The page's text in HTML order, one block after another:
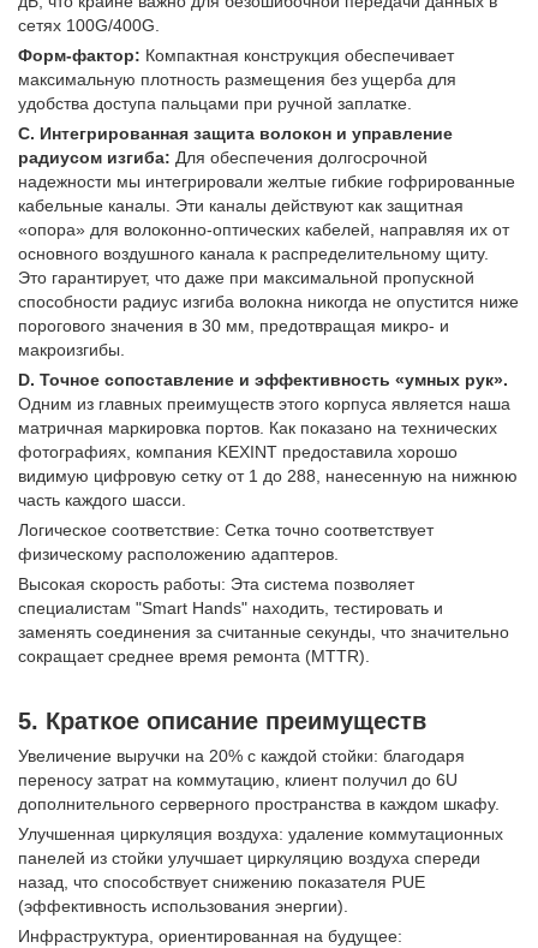
сетях 100G/400G.
Форм-фактор: Компактная конструкция обеспечивает
максимальную плотность размещения без ущерба для
удобства доступа пальцами при ручной заплатке.
C. Интегрированная защита волокон и управление
радиусом изгиба: Для обеспечения долгосрочной
надежности мы интегрировали желтые гибкие гофрированные
кабельные каналы. Эти каналы действуют как защитная
«опора» для волоконно-оптических кабелей, направляя их от
основного воздушного канала к распределительному щиту.
Это гарантирует, что даже при максимальной пропускной
способности радиус изгиба волокна никогда не опустится ниже
порогового значения в 30 мм, предотвращая микро- и
макроизгибы.
D. Точное сопоставление и эффективность «умных рук».
Одним из главных преимуществ этого корпуса является наша
матричная маркировка портов. Как показано на технических
фотографиях, компания KEXINT предоставила хорошо
видимую цифровую сетку от 1 до 288, нанесенную на нижнюю
часть каждого шасси.
Логическое соответствие: Сетка точно соответствует
физическому расположению адаптеров.
Высокая скорость работы: Эта система позволяет
специалистам "Smart Hands" находить, тестировать и
заменять соединения за считанные секунды, что значительно
сокращает среднее время ремонта (MTTR).
5. Краткое описание преимуществ
Увеличение выручки на 20% с каждой стойки: благодаря
переносу затрат на коммутацию, клиент получил до 6U
дополнительного серверного пространства в каждом шкафу.
Улучшенная циркуляция воздуха: удаление коммутационных
панелей из стойки улучшает циркуляцию воздуха спереди
назад, что способствует снижению показателя PUE
(эффективность использования энергии).
Инфраструктура, ориентированная на будущее: